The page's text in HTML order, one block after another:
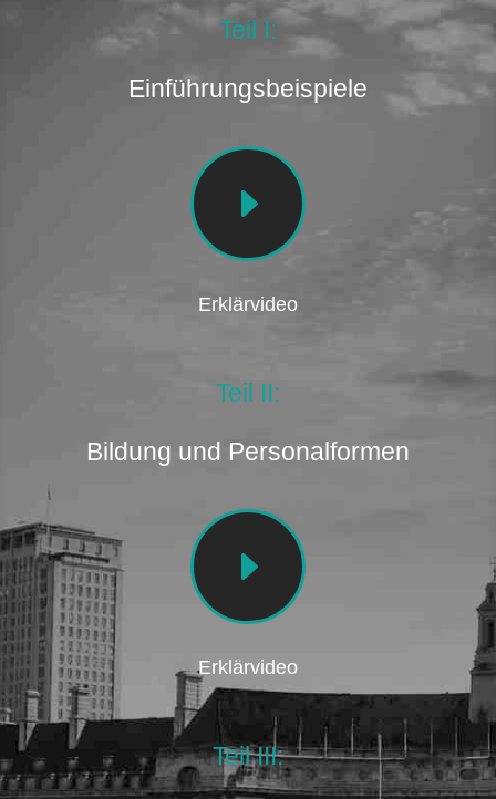
Teil I:
Einführungsbeispiele
E
Erklärvideo
Teil II:
Bildung und Personalformen
E
Erklärvideo
Teil III: